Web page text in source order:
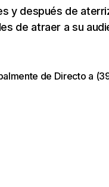
y después de
de atraer a su
de Directo a